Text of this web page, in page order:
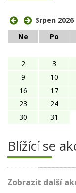
Srpen 2026
Ne
Po
2
3
9
10
16
17
23
24
30
31
Blížící se
Zobrazit další